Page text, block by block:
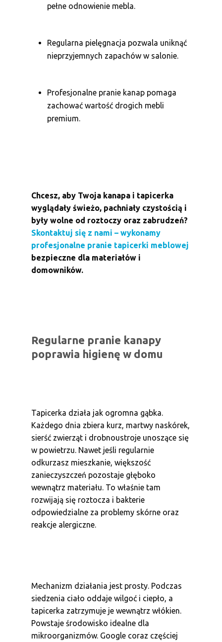
pełne odnowienie mebla.
Regularna pielęgnacja pozwala uniknąć
nieprzyjemnych zapachów w salonie.
Profesjonalne pranie kanap pomaga
zachować wartość drogich mebli
premium.
Chcesz, aby Twoja kanapa i tapicerka
wyglądały świeżo, pachniały czystością i
były wolne od roztoczy oraz zabrudzeń?
Skontaktuj się z nami – wykonamy
profesjonalne pranie tapicerki meblowej
bezpieczne dla materiałów i
domowników.
Regularne pranie kanapy
poprawia higienę w domu
Tapicerka działa jak ogromna gąbka.
Każdego dnia zbiera kurz, martwy naskórek,
sierść zwierząt i drobnoustroje unoszące się
w powietrzu. Nawet jeśli regularnie
odkurzasz mieszkanie, większość
zanieczyszczeń pozostaje głęboko
wewnątrz materiału. To właśnie tam
rozwijają się roztocza i bakterie
odpowiedzialne za problemy skórne oraz
reakcje alergiczne.
Mechanizm działania jest prosty. Podczas
siedzenia ciało oddaje wilgoć i ciepło, a
tapicerka zatrzymuje je wewnątrz włókien.
Powstaje środowisko idealne dla
mikroorganizmów. Google coraz częściej